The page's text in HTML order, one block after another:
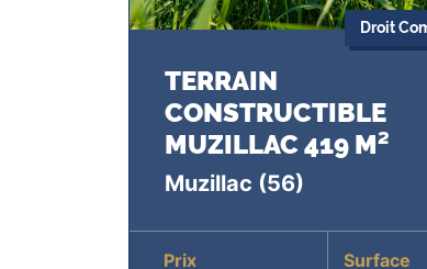
Droit
TERRAIN
CONSTRUCTIBLE
MUZILLAC 419 M²
Muzillac (56)
Prix Surface